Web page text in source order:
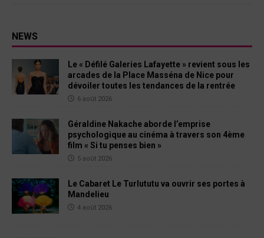
NEWS
Le « Défilé Galeries Lafayette » revient sous les
arcades de la Place Masséna de Nice pour
dévoiler toutes les tendances de la rentrée
6 août 2026
Géraldine Nakache aborde l’emprise
psychologique au cinéma à travers son 4ème
film « Si tu penses bien »
5 août 2026
Le Cabaret Le Turlututu va ouvrir ses portes à
Mandelieu
4 août 2026